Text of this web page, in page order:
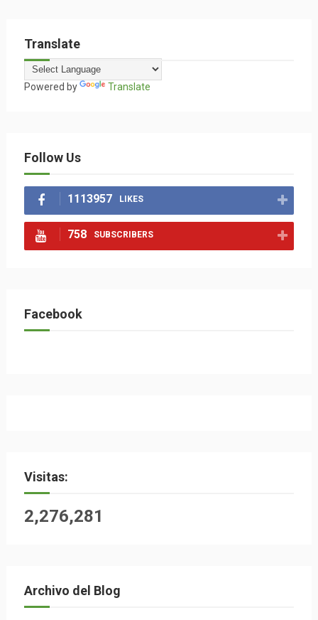
Translate
Powered by Translate
Follow Us
1113957 LIKES
758 SUBSCRIBERS
Facebook
Visitas:
2,276,281
Archivo del Blog